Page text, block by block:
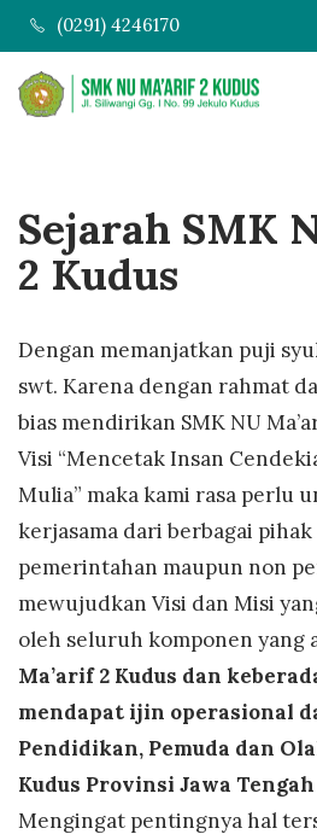
(0291) 4246170
Sejarah SMK
2 Kudus
Dengan memanjatkan puji
swt. Karena dengan rahmat
bias mendirikan SMK NU
Visi “Mencetak Insan
Mulia” maka kami rasa perlu
kerjasama dari berbagai
pemerintahan maupun non
mewujudkan Visi dan Misi
oleh seluruh komponen yang
Ma’arif 2 Kudus dan
mendapat ijin operasional
Pendidikan, Pemuda dan
Kudus Provinsi Jawa
Mengingat pentingnya hal